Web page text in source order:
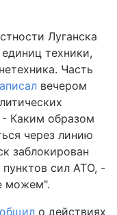
Луганска
техники,
Часть
вечером
Каким образом
через линию
заблокирован
сил АТО, -
можем".
о действиях